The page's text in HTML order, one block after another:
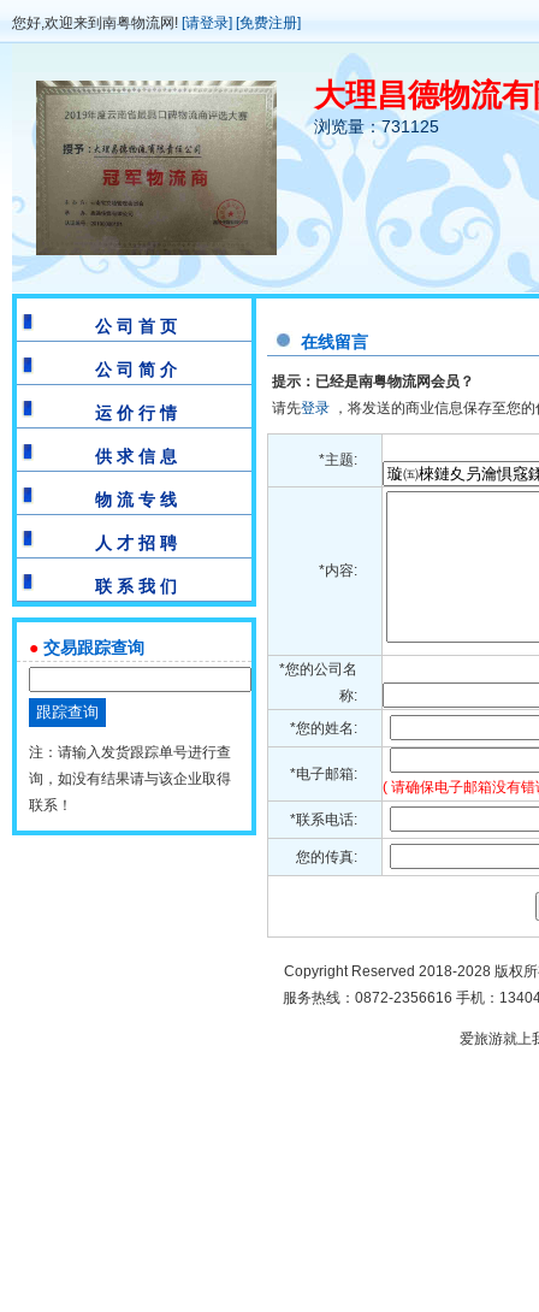
您好,欢迎来到南粤物流网! [请登录] [免费注册]
大理昌德物流
浏览量：731125
公 司 首 页
公 司 简 介
运 价 行 情
供 求 信 息
物 流 专 线
人 才 招 聘
联 系 我 们
● 交易跟踪查询
注：请输入发货跟踪单号进行查
询，如没有结果请与该企业取得
联系！
在线留言
提示：已经是南粤物流网会员？
请先登录 ，将发送的商业信息保存至您
*主题:
*内容:
*您的公司名
称:
*您的姓名:
*电子邮箱:
( 请确保电子邮箱没有
*联系电话:
您的传真:
Copyright Reserved 2018-2028 版权
服务热线：0872-2356616 手机：
爱旅游就上